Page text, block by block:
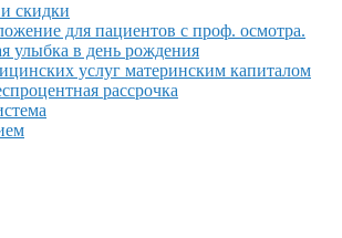
скидки
для пациентов с проф. осмотра.
улыбка в день рождения
услуг материнским капиталом
рассрочка